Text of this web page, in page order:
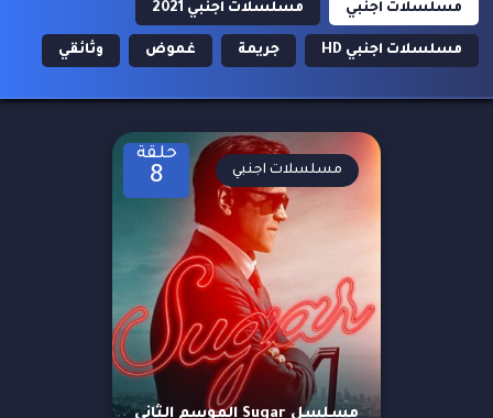
مسلسلات اجنبي مسلسلات اجنبي 2021
مسلسلات اجنبي HD جريمة غموض وثائقي
حلقة
8
مسلسل Sugar الموسم الثاني
مسلسلات اجنبي